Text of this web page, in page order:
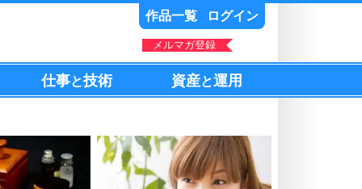
作品一覧 ログイン
メルマガ登録
仕事と技術 資産と運用